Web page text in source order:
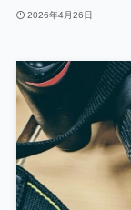
2026年4月26日